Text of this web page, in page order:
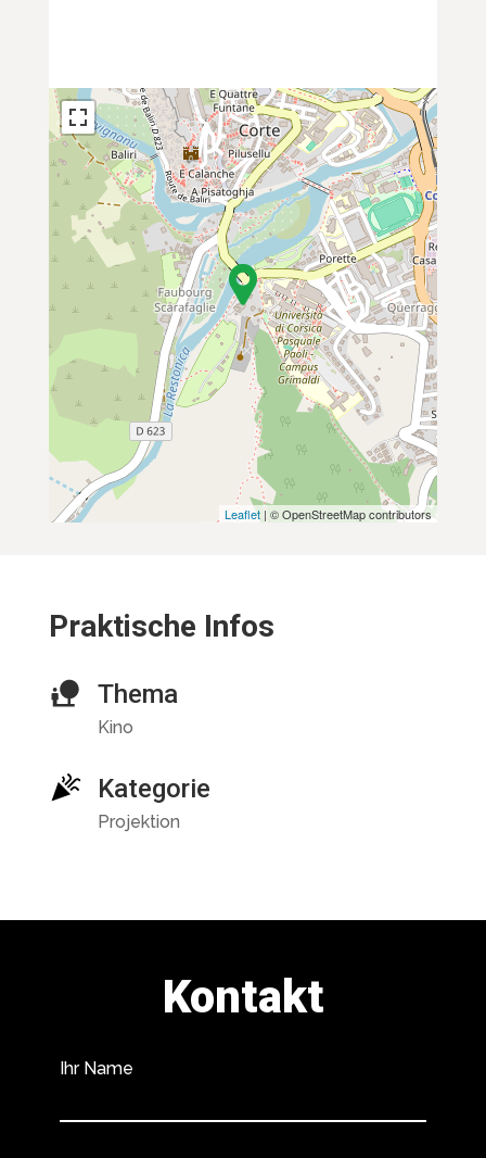
Leaflet | © OpenStreetMap contributors
Praktische Infos
Thema
Kino
Kategorie
Projektion
Kontakt
Ihr Name